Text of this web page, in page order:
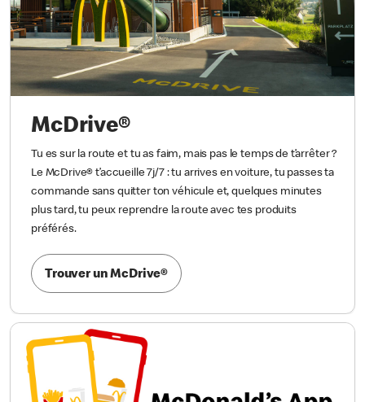
McDrive®
Tu es sur la route et tu as faim, mais pas le temps de t’arrêter ?
Le McDrive® t’accueille 7j/7 : tu arrives en voiture, tu passes ta
commande sans quitter ton véhicule et, quelques minutes
plus tard, tu peux reprendre la route avec tes produits
préférés.
Trouver un McDrive®